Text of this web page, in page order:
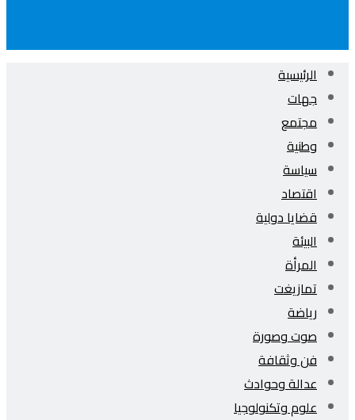
الرئيسية
جهات
مجتمع
وطنية
سياسة
اقتصاد
قضايا دولية
البيئة
المرأة
تمازيغت
رياضة
صوت وصورة
فن وثقافة
عدالة وحوادث
علوم وتكنولوجيا